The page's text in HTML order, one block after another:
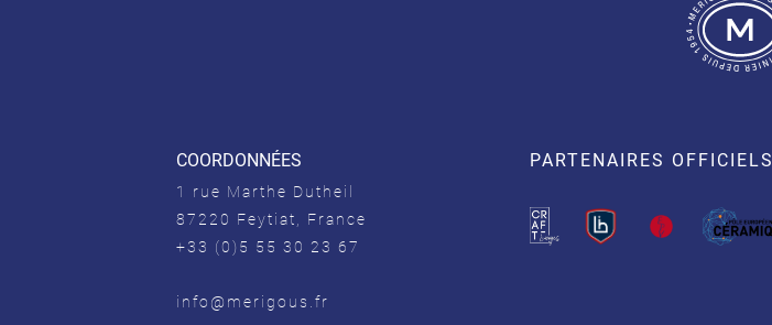
COORDONNÉES
1 rue Marthe Dutheil
87220 Feytiat, France
+33 (0)5 55 30 23 67
info@merigous.fr
PARTENAIRES OFFICIELS